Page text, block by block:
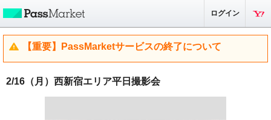
ログイン
【重要】PassMarketサービスの終了について
2/16（月）西新宿エリア平日撮影会